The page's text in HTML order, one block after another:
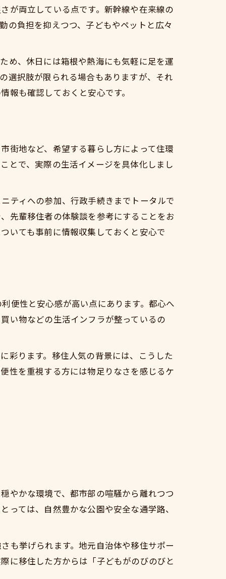
が両立している点です。新幹線や在来線の
の負担を抑えつつ、子どもやペットと広々
め、休日には箱根や熱海にも気軽に足を運
選択肢が限られる場合もありますが、それ
報も確認しておくと安心です。
街地など、希望する暮らし方によって住環
とで、実際の生活イメージを具体化しまし
ティへの参加、行政手続きまでトータルで
先輩移住者の体験談を参考にすることをお
いても事前に情報収集しておくと安心で
便性と安心感が高い点にあります。都心へ
い物などの生活インフラが整っているの
彩ります。移住人気の背景には、こうした
性を重視する方には物足りなさを感じるケ
やかな環境で、都市部の喧騒から離れつつ
ては、自然豊かな公園や安全な通学路、
も挙げられます。地元自治体や移住サポー
に移住した方からは「子どもがのびのびと